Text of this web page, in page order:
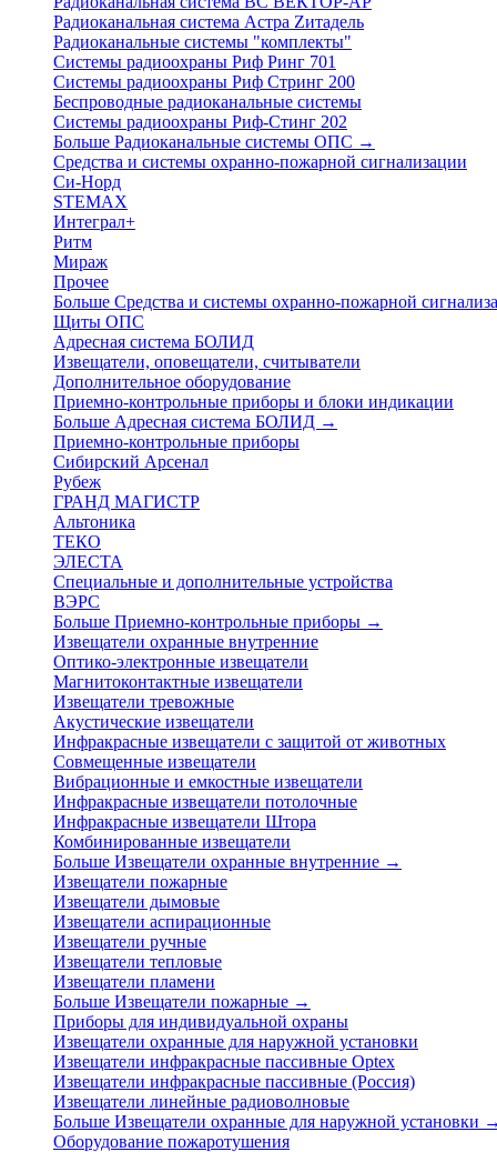
Радиоканальная система Астра Zитадель
Радиоканальные системы "комплекты"
Системы радиоохраны Риф Ринг 701
Системы радиоохраны Риф Стринг 200
Беспроводные радиоканальные системы
Системы радиоохраны Риф-Стинг 202
Больше Радиоканальные системы ОПС →
Средства и системы охранно-пожарной сигнализации
Си-Норд
STEMAX
Интеграл+
Ритм
Мираж
Прочее
Больше Средства и системы охранно-пожарной
Щиты ОПС
Адресная система БОЛИД
Извещатели, оповещатели, считыватели
Дополнительное оборудование
Приемно-контрольные приборы и блоки индикации
Больше Адресная система БОЛИД →
Приемно-контрольные приборы
Сибирский Арсенал
Рубеж
ГРАНД МАГИСТР
Альтоника
ТЕКО
ЭЛЕСТА
Специальные и дополнительные устройства
ВЭРС
Больше Приемно-контрольные приборы →
Извещатели охранные внутренние
Оптико-электронные извещатели
Магнитоконтактные извещатели
Извещатели тревожные
Акустические извещатели
Инфракрасные извещатели с защитой от животных
Совмещенные извещатели
Вибрационные и емкостные извещатели
Инфракрасные извещатели потолочные
Инфракрасные извещатели Штора
Комбинированные извещатели
Больше Извещатели охранные внутренние →
Извещатели пожарные
Извещатели дымовые
Извещатели аспирационные
Извещатели ручные
Извещатели тепловые
Извещатели пламени
Больше Извещатели пожарные →
Приборы для индивидуальной охраны
Извещатели охранные для наружной установки
Извещатели инфракрасные пассивные Optex
Извещатели инфракрасные пассивные (Россия)
Извещатели линейные радиоволновые
Больше Извещатели охранные для наружной установки →
Оборудование пожаротушения